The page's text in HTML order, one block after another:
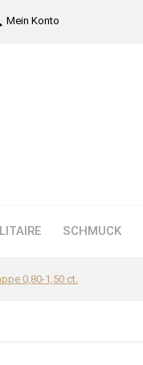
Mein Konto
SCHMUCK
0,80-1,50 ct.